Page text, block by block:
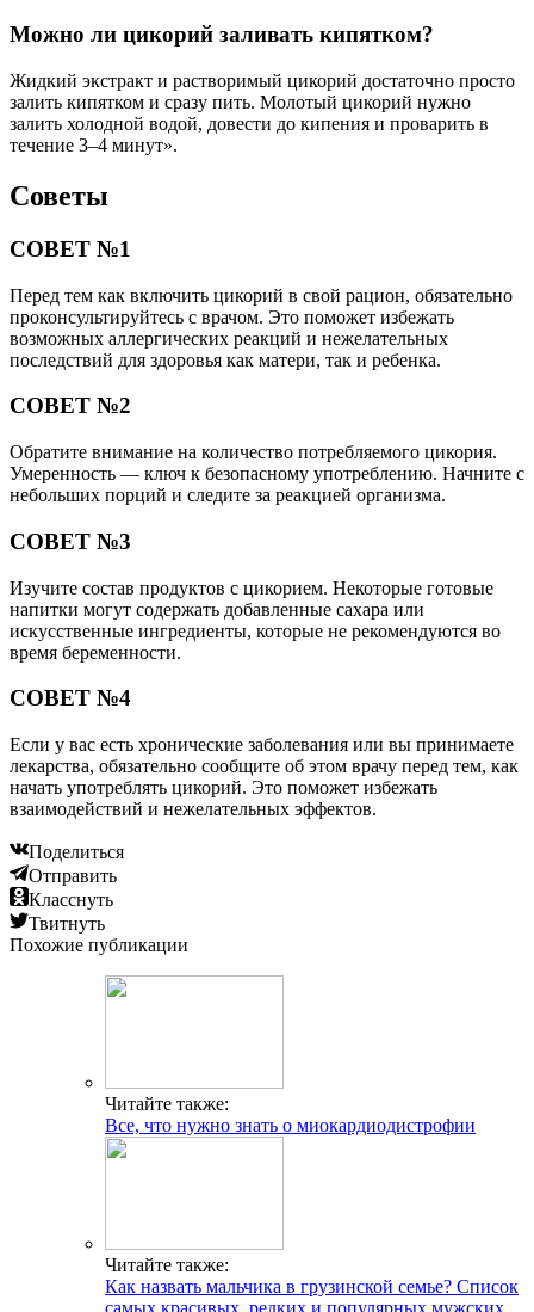
Можно ли цикорий заливать кипятком?
Жидкий экстракт и растворимый цикорий достаточно просто
залить кипятком и сразу пить. Молотый цикорий нужно
залить холодной водой, довести до кипения и проварить в
течение 3–4 минут».
Советы
СОВЕТ №1
Перед тем как включить цикорий в свой рацион, обязательно
проконсультируйтесь с врачом. Это поможет избежать
возможных аллергических реакций и нежелательных
последствий для здоровья как матери, так и ребенка.
СОВЕТ №2
Обратите внимание на количество потребляемого цикория.
Умеренность — ключ к безопасному употреблению. Начните с
небольших порций и следите за реакцией организма.
СОВЕТ №3
Изучите состав продуктов с цикорием. Некоторые готовые
напитки могут содержать добавленные сахара или
искусственные ингредиенты, которые не рекомендуются во
время беременности.
СОВЕТ №4
Если у вас есть хронические заболевания или вы принимаете
лекарства, обязательно сообщите об этом врачу перед тем, как
начать употреблять цикорий. Это поможет избежать
взаимодействий и нежелательных эффектов.
Поделиться
Отправить
Класснуть
Твитнуть
Похожие публикации
Читайте также:
Все, что нужно знать о миокардиодистрофии
Читайте также:
Как назвать мальчика в грузинской семье? Список
самых красивых, редких и популярных мужских